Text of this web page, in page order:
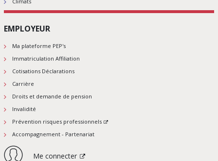
EMPLOYEUR
Ma plateforme PEP's
Immatriculation Affiliation
Cotisations Déclarations
Carrière
Droits et demande de pension
Invalidité
Prévention risques professionnels
Accompagnement - Partenariat
Me connecter